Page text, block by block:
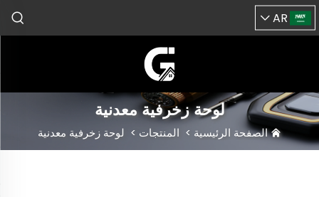
AR
لوحة زخرفية معدنية
الصفحة الرئيسية > المنتجات > لوحة زخرفية معدنية